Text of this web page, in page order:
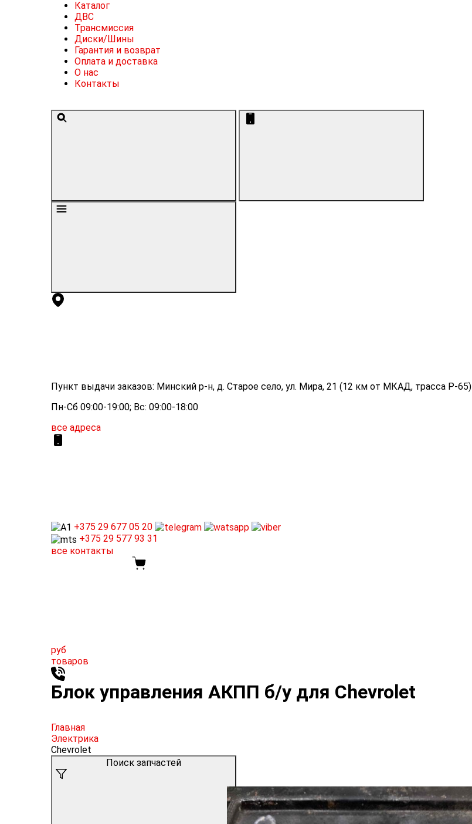
Каталог
ДВС
Трансмиссия
Диски/Шины
Гарантия и возврат
Оплата и доставка
О нас
Контакты
Пункт выдачи заказов: Минский р-н, д. Старое село, ул. Мира, 21 (12 км от МКАД, трасса P-65)
Пн-Сб 09:00-19:00; Вс: 09:00-18:00
все адреса
+375 29 677 05 20
+375 29 577 93 31
все контакты
руб
товаров
Блок управления АКПП б/у для Chevrolet
Главная
Электрика
Chevrolet
Поиск запчастей